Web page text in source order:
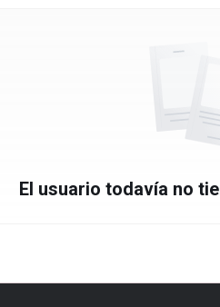
El usuario todavía no